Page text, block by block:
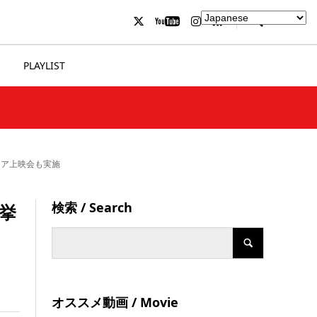
PLAYLIST
上映会も実施
検索 / Search
オススメ動画 / Movie